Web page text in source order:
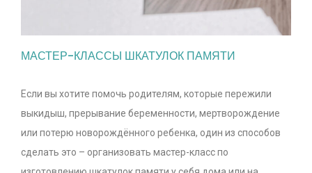
МАСТЕР-КЛАССЫ ШКАТУЛОК ПАМЯТИ
Если вы хотите помочь родителям, которые пережили
выкидыш, прерывание беременности, мертворождение
или потерю новорождённого ребенка, один из способов
сделать это – организовать мастер-класс по